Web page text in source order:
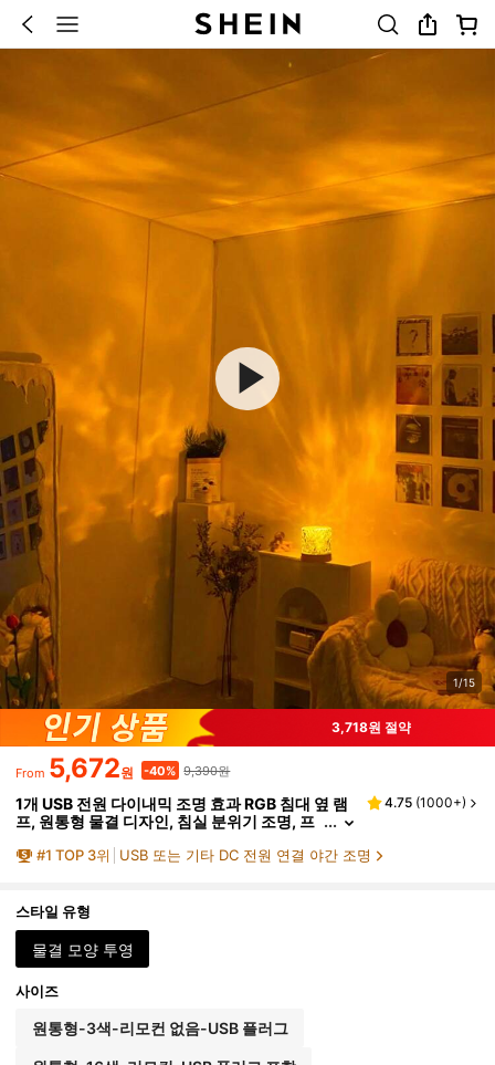
1/15
3,718원 절약
From 5,672원 -40% 9,390원
1개 USB 전원 다이내믹 조명 효과 RGB 침대 옆 램
프, 원통형 물결 디자인, 침실 분위기 조명, 프
상 옵션, 회전 가능한 조명, 생일 사진, 야외 캠핑,
에 적합
4.75 (1000+)
#1 TOP 3위 USB 또는 기타 DC 전원 연결 야간 조명
스타일 유형
물결 모양 투영
사이즈
원통형-3색-리모컨 없음-USB 플러그